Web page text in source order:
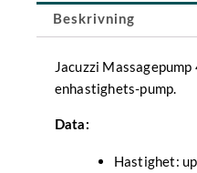
Beskrivning
Jacuzzi
enhastighets-pump.
Data:
Hastighet: